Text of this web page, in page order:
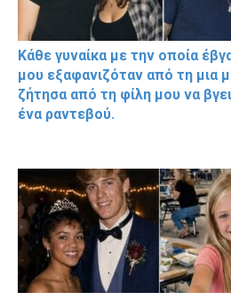
Κάθε γυναίκα με την οποία
μου εξαφανιζόταν από τη μια
ζήτησα από τη φίλη μου να
ένα ραντεβού.